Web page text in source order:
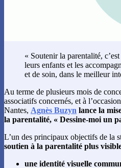
« Soutenir la parentalité,
leurs enfants et les
et de soin, dans le meilleur
Au terme de plusieurs mois de
associatifs concernés, et à
Nantes, Agnès Buzyn lance la
la parentalité, « Dessine-moi un
L’un des principaux objectifs de la
soutien à la parentalité plus
une identité visuelle